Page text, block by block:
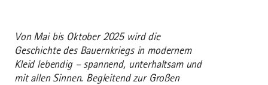
Von Mai bis Oktober 2025 wird die
Geschichte des Bauernkriegs in modernem
Kleid lebendig – spannend, unterhaltsam und
mit allen Sinnen. Begleitend zur Großen